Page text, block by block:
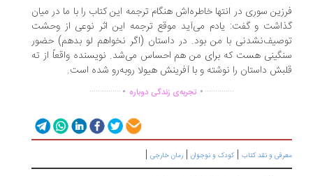
سوری در انتها خاطره‌اش هنگام ترجمه این کتاب را با ما در میان
و گفت: یادم می‌آید موقع ترجمه‌ این اثر نوعی از وحشت
با من بود. در داستان (اگر نخواهم لو بدهم) حضور
هست که برای من هم احساس می‌شد. نویسنده واقعاً از ته
داستان را نوشته و با آفرینش هیولا روبه‌رو شده است.
................تجربه‌ی زندگی دوباره ...............
و نقد کتاب|کودک و نوجوان |رمان خارجی|